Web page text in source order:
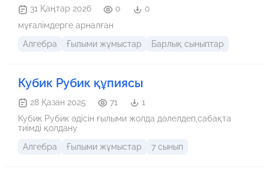
31 Қаңтар 2026 0
0
мұғалімдерге арналған
Алгебра
Ғылыми жұмыстар Барлық сыныптар
Кубик Рубик құпиясы
28 Қазан 2025 71
1
Кубик Рубик әдісін ғылыми жолда дәлелдеп,сабақта
тиімді қолдану
Алгебра
Ғылыми жұмыстар 7 сынып